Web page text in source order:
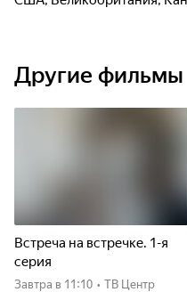
Другие фильмы
Встреча на встречке. 1-я
серия
Завтра в 11:10 • ТВ Центр